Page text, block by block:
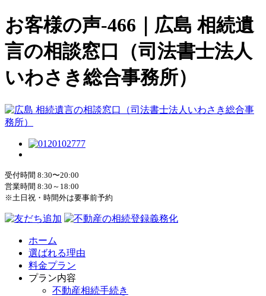
お客様の声-466｜広島 相続遺
言の相談窓口（司法書士法人
いわさき総合事務所）
受付時間 8:30〜20:00
営業時間 8:30～18:00
※土日祝・時間外は要事前予約
ホーム
選ばれる理由
料金プラン
プラン内容
不動産相続手続き